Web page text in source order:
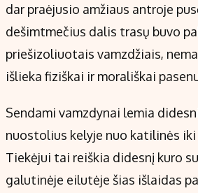
dar praėjusio amžiaus antroje
dešimtmečius dalis trasų buvo
priešizoliuotais vamzdžiais,
išlieka fiziškai ir morališkai
Sendami vamzdynai lemia
nuostolius kelyje nuo katilinės
Tiekėjui tai reiškia didesnį kuro
galutinėje eilutėje šias išlaidas